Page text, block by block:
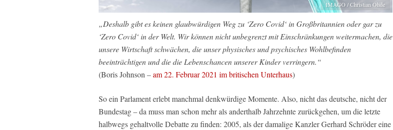
IMAGO / Christian Ohde
„Deshalb gibt es keinen glaubwürdigen Weg zu ‘Zero Covid‘ in Großbritannien oder gar zu
‘Zero Covid‘ in der Welt. Wir können nicht unbegrenzt mit Einschränkungen weitermachen, die
unsere Wirtschaft schwächen, die unser physisches und psychisches Wohlbefinden
beeinträchtigen und die die Lebenschancen unserer Kinder verringern.“
(Boris Johnson –am 22. Februar 2021 im britischen Unterhaus)
So ein Parlament erlebt manchmal denkwürdige Momente. Also, nicht das deutsche, nicht der
Bundestag – da muss man schon mehr als anderthalb Jahrzehnte zurückgehen, um die letzte
halbwegs gehaltvolle Debatte zu finden: 2005, als der damalige Kanzler Gerhard Schröder eine